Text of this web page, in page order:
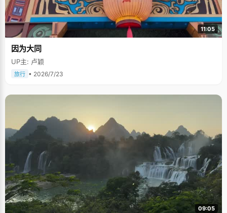
11:05
因为大同
UP主: 卢颖
旅行 • 2026/7/23
09:05